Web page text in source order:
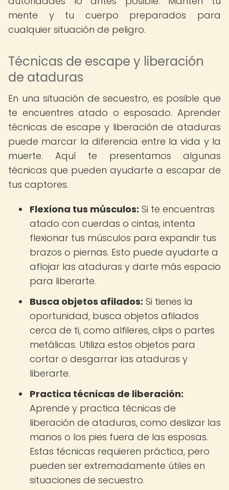
mente y tu cuerpo preparados para
cualquier situación de peligro.
Técnicas de escape y liberación
de ataduras
En una situación de secuestro, es posible que
te encuentres atado o esposado. Aprender
técnicas de escape y liberación de ataduras
puede marcar la diferencia entre la vida y la
muerte. Aquí te presentamos algunas
técnicas que pueden ayudarte a escapar de
tus captores.
Flexiona tus músculos: Si te encuentras
atado con cuerdas o cintas, intenta
flexionar tus músculos para expandir tus
brazos o piernas. Esto puede ayudarte a
aflojar las ataduras y darte más espacio
para liberarte.
Busca objetos afilados: Si tienes la
oportunidad, busca objetos afilados
cerca de ti, como alfileres, clips o partes
metálicas. Utiliza estos objetos para
cortar o desgarrar las ataduras y
liberarte.
Practica técnicas de liberación:
Aprende y practica técnicas de
liberación de ataduras, como deslizar las
manos o los pies fuera de las esposas.
Estas técnicas requieren práctica, pero
pueden ser extremadamente útiles en
situaciones de secuestro.